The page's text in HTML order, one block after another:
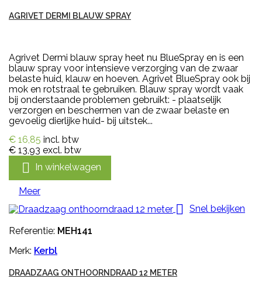
AGRIVET DERMI BLAUW SPRAY
Agrivet Dermi blauw spray heet nu BlueSpray en is een
blauw spray voor intensieve verzorging van de zwaar
belaste huid, klauw en hoeven. Agrivet BlueSpray ook bij
mok en rotstraal te gebruiken. Blauw spray wordt vaak
bij onderstaande problemen gebruikt: - plaatselijk
verzorgen en beschermen van de zwaar belaste en
gevoelig dierlijke huid- bij uitstek...
€ 16,85 incl. btw
€ 13,93 excl. btw
 In winkelwagen
Meer
 Snel bekijken
Referentie: MEH141
Merk: Kerbl
DRAADZAAG ONTHOORNDRAAD 12 METER